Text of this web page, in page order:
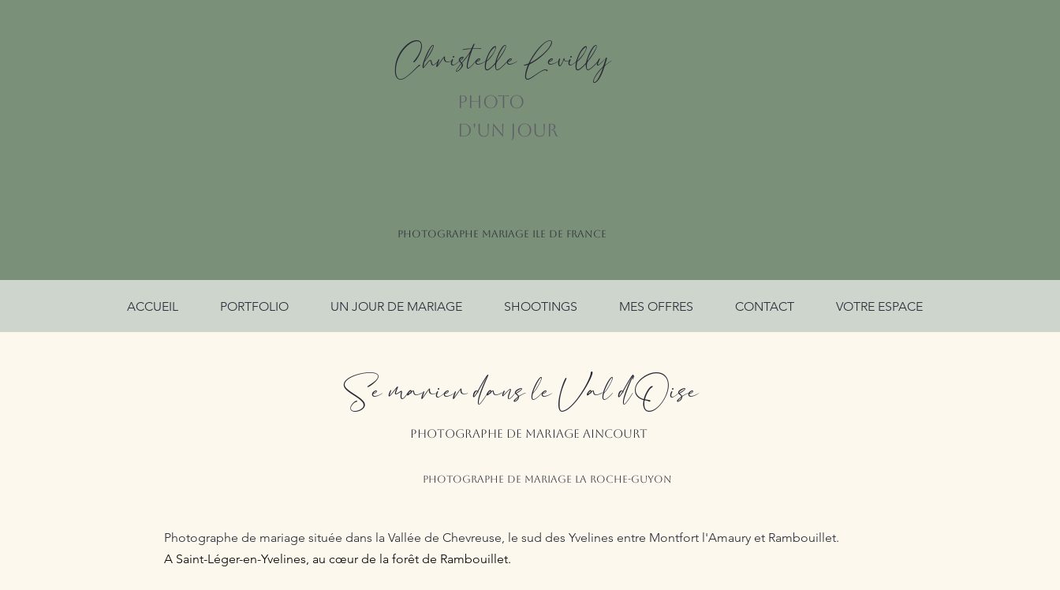
Christelle Levilly
PHOTO
D'UN JOUR
PHOTOGRAPHE MARIAGE ILE DE FRANCE
ACCUEIL PORTFOLIO UN JOUR DE MARIAGE SHOOTINGS MES OFFRES CONTACT VOTRE ESPACE
Se marier dans le Val d'Oise
Photographe de mariage AINCOURT
Photographe de mariage LA ROCHE-GUYON
Photographe de mariage située dans la Vallée de Chevreuse, le sud des Yvelines entre Montfort l'Amaury et Rambouillet.
A Saint-Léger-en-Yvelines, au cœur de la forêt de Rambouillet.